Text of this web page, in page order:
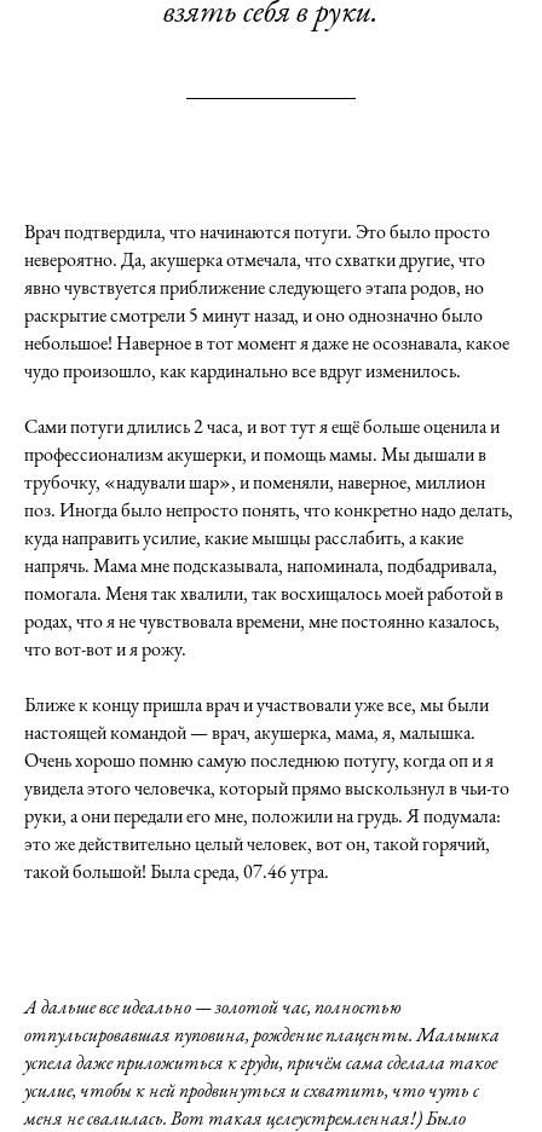
взять себя в руки.
Врач подтвердила, что начинаются потуги. Это было просто
невероятно. Да, акушерка отмечала, что схватки другие, что
явно чувствуется приближение следующего этапа родов, но
раскрытие смотрели 5 минут назад, и оно однозначно было
небольшое! Наверное в тот момент я даже не осознавала, какое
чудо произошло, как кардинально все вдруг изменилось.
Сами потуги длились 2 часа, и вот тут я ещё больше оценила и
профессионализм акушерки, и помощь мамы. Мы дышали в
трубочку, «надували шар», и поменяли, наверное, миллион
поз. Иногда было непросто понять, что конкретно надо делать,
куда направить усилие, какие мышцы расслабить, а какие
напрячь. Мама мне подсказывала, напоминала, подбадривала,
помогала. Меня так хвалили, так восхищалось моей работой в
родах, что я не чувствовала времени, мне постоянно казалось,
что вот-вот и я рожу.
Ближе к концу пришла врач и участвовали уже все, мы были
настоящей командой — врач, акушерка, мама, я, малышка.
Очень хорошо помню самую последнюю потугу, когда оп и я
увидела этого человечка, который прямо выскользнул в чьи-то
руки, а они передали его мне, положили на грудь. Я подумала:
это же действительно целый человек, вот он, такой горячий,
такой большой! Была среда, 07.46 утра.
А дальше все идеально — золотой час, полностью
отпульсировавшая пуповина, рождение плаценты. Малышка
успела даже приложиться к груди, причём сама сделала такое
усилие, чтобы к ней продвинуться и схватить, что чуть с
меня не свалилась. Вот такая целеустремленная!) Было